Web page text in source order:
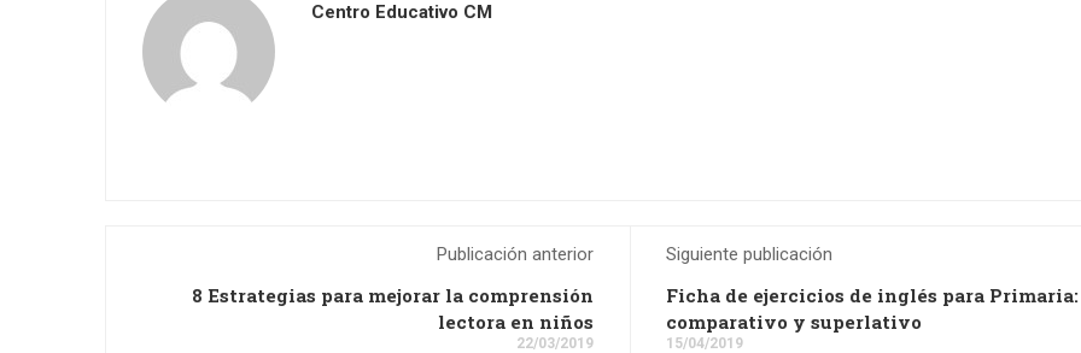
Centro Educativo CM
Publicación anterior
8 Estrategias para mejorar la comprensión
lectora en niños
22/03/2019
Siguiente publicación
Ficha de ejercicios de inglés para Primaria:
comparativo y superlativo
15/04/2019